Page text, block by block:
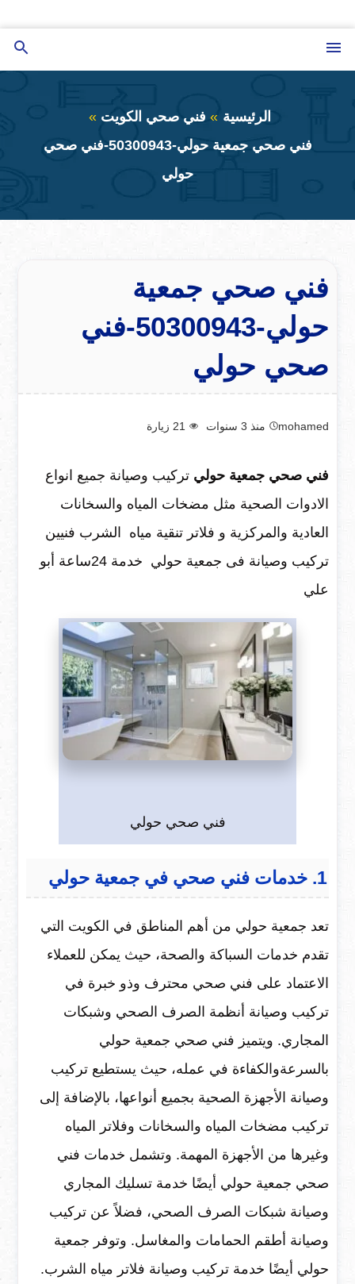
إلى
المحتوى
الرئيسية
فني صحي الكويت
فني صحي جمعية حولي-50300943-فني صحي
حولي
فني صحي جمعية
حولي-50300943-فني
صحي حولي
mohamed منذ 3 سنوات 21 زيارة
فني صحي جمعية حولي تركيب وصيانة جميع انواع
الادوات الصحية مثل مضخات المياه والسخانات
العادية والمركزية و فلاتر تنقية مياه الشرب فنيين
تركيب وصيانة فى جمعية حولي خدمة 24ساعة أبو
علي
فني صحي حولي
1. خدمات فني صحي في جمعية حولي
تعد جمعية حولي من أهم المناطق في الكويت التي
تقدم خدمات السباكة والصحة، حيث يمكن للعملاء
الاعتماد على فني صحي محترف وذو خبرة في
تركيب وصيانة أنظمة الصرف الصحي وشبكات
المجاري. ويتميز فني صحي جمعية حولي
بالسرعةوالكفاءة في عمله، حيث يستطيع تركيب
وصيانة الأجهزة الصحية بجميع أنواعها، بالإضافة إلى
تركيب مضخات المياه والسخانات وفلاتر المياه
وغيرها من الأجهزة المهمة. وتشمل خدمات فني
صحي جمعية حولي أيضًا خدمة تسليك المجاري
وصيانة شبكات الصرف الصحي، فضلاً عن تركيب
وصيانة أطقم الحمامات والمغاسل. وتوفر جمعية
حولي أيضًا خدمة تركيب وصيانة فلاتر مياه الشرب.